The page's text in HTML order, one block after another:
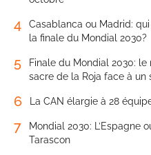
4
Casablanca ou Madrid:
la finale du Mondial 2030?
5
Finale du Mondial 2030:
sacre de la Roja face à
6 La CAN élargie à 28
7
Mondial 2030: L’Espagne
Tarascon